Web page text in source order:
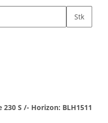
Stk
S /- Horizon: BLH1511